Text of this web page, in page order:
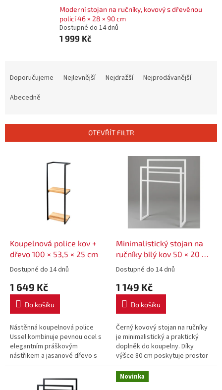
Moderní stojan na ručníky, kovový s dřevěnou
policí 46 × 28 × 90 cm
Dostupné do 14 dnů
1 999 Kč
r
Doporučujeme Nejlevnější Nejdražší
Nejprodávanější
Abecedně
OTEVŘÍT FILTR
Koupelnová police kov +
dřevo 100 × 53,5 × 25 cm
Dostupné do 14 dnů
1 649 Kč
Do košíku
Nástěnná koupelnová police
Ussel kombinuje pevnou ocel s
elegantním práškovým
nástřikem a jasanové dřevo s
certifikací FSC, aby vytvořila
prostor....
Minimalistický stojan na
ručníky bílý kov 50 × 20 ×
80 cm
Dostupné do 14 dnů
1 149 Kč
Do košíku
Černý kovový stojan na ručníky
je minimalistický a praktický
doplněk do koupelny. Díky
výšce 80 cm poskytuje prostor
pro zavěšení větších i menších
ručníků. Stabilní konstrukce...
Novinka